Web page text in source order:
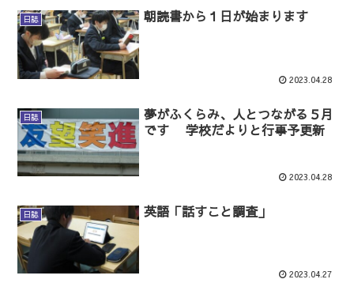
日誌 朝読書から１日が始まります
2023.04.28
日誌
夢がふくらみ、人とつながる５月
です 学校だよりと行事予更新
2023.04.28
日誌 英語「話すこと調査」
2023.04.27